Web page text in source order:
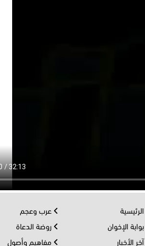
الرئيسية
بوابة الإخوان
آخر الأخبار
عرب وعجم
روضة الدعاة
مفاهيم وأصول